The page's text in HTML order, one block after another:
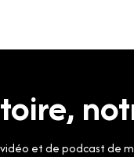
et de podcast de